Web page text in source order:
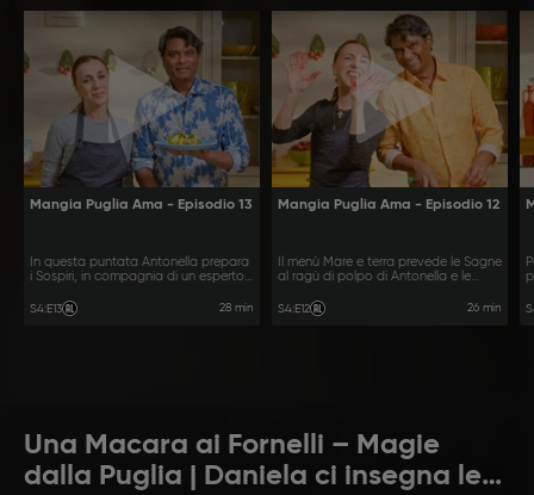
Mangia Puglia Ama - Episodio 13
In questa puntata Antonella prepara
i Sospiri, in compagnia di un esperto,
zenzero.
S4:E13 28 min
Mangia Puglia Ama - Episodio 12
Il menù Mare e terra prevede le Sagne
al ragù di polpo di Antonella e le
S4:E12 26 min
Una Macara ai Fornelli – Magie
dalla Puglia | Daniela ci insegna le